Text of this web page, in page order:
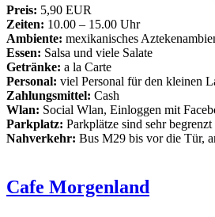
Preis: 5,90 EUR
Zeiten: 10.00 – 15.00 Uhr
Ambiente: mexikanisches
Essen: Salsa und viele Salate
Getränke: a la Carte
Personal: viel Personal für den kleinen
Zahlungsmittel: Cash
Wlan: Social Wlan, Einloggen mit
Parkplatz: Parkplätze sind sehr
Nahverkehr: Bus M29 bis vor die Tür,
Cafe Morgenland